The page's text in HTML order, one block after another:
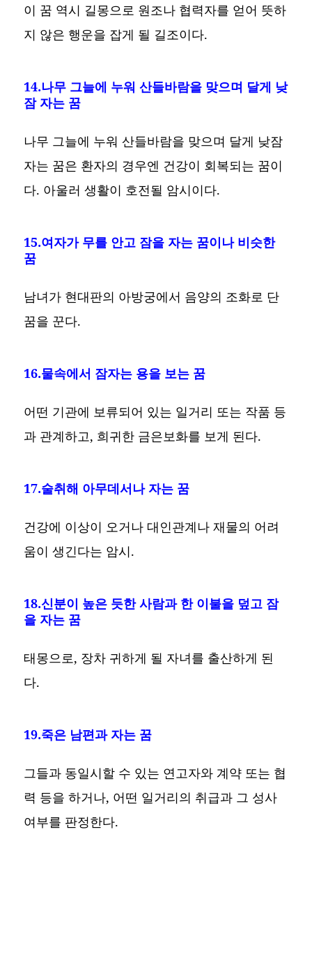
이 꿈 역시 길몽으로 원조나 협력자를 얻어 뜻하
지 않은 행운을 잡게 될 길조이다.
14.나무 그늘에 누워 산들바람을 맞으며 달게 낮
잠 자는 꿈
나무 그늘에 누워 산들바람을 맞으며 달게 낮잠
자는 꿈은 환자의 경우엔 건강이 회복되는 꿈이
다. 아울러 생활이 호전될 암시이다.
15.여자가 무를 안고 잠을 자는 꿈이나 비슷한
꿈
남녀가 현대판의 아방궁에서 음양의 조화로 단
꿈을 꾼다.
16.물속에서 잠자는 용을 보는 꿈
어떤 기관에 보류되어 있는 일거리 또는 작품 등
과 관계하고, 희귀한 금은보화를 보게 된다.
17.술취해 아무데서나 자는 꿈
건강에 이상이 오거나 대인관계나 재물의 어려
움이 생긴다는 암시.
18.신분이 높은 듯한 사람과 한 이불을 덮고 잠
을 자는 꿈
태몽으로, 장차 귀하게 될 자녀를 출산하게 된
다.
19.죽은 남편과 자는 꿈
그들과 동일시할 수 있는 연고자와 계약 또는 협
력 등을 하거나, 어떤 일거리의 취급과 그 성사
여부를 판정한다.